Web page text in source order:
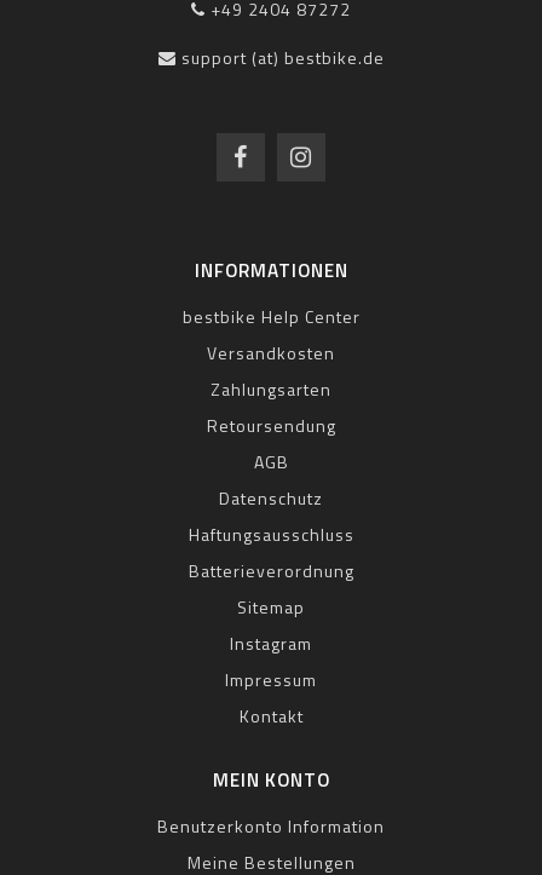
+49 2404 87272
support (at) bestbike.de
INFORMATIONEN
bestbike Help Center
Versandkosten
Zahlungsarten
Retoursendung
AGB
Datenschutz
Haftungsausschluss
Batterieverordnung
Sitemap
Instagram
Impressum
Kontakt
MEIN KONTO
Benutzerkonto Information
Meine Bestellungen